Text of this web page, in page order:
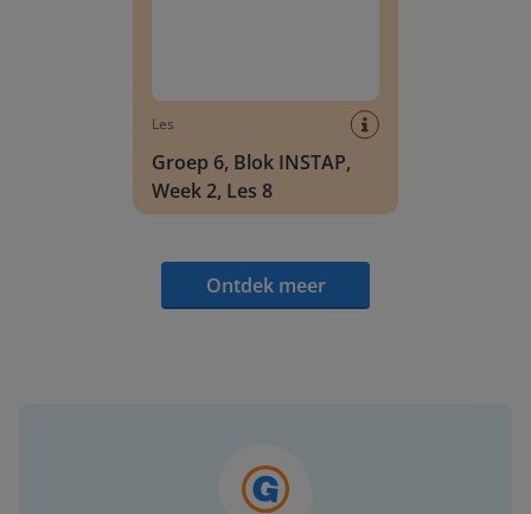
Les
Groep 6, Blok INSTAP,
Week 2, Les 8
Ontdek meer